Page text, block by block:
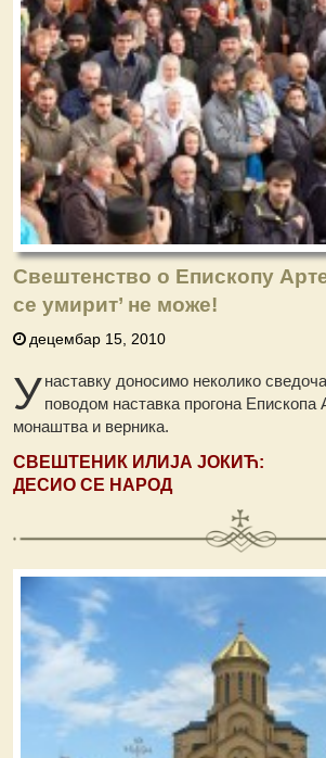
Свештенство о Епископу
се умирит’ не може!
децембар 15, 2010
Унаставку доносимо неколико
поводом наставка прогона Епископа
монаштва и верника.
СВЕШТЕНИК ИЛИЈА ЈОКИЋ:
ДЕСИО СЕ НАРОД